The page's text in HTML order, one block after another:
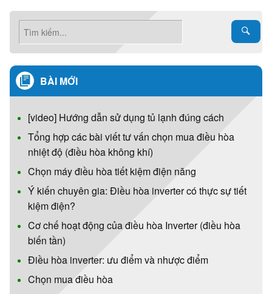
BÀI MỚI
[video] Hướng dẫn sử dụng tủ lạnh đúng cách
Tổng hợp các bài viết tư vấn chọn mua điều hòa
nhiệt độ (điều hòa không khí)
Chọn máy điều hòa tiết kiệm điện năng
Ý kiến chuyên gia: Điều hòa inverter có thực sự tiết
kiệm điện?
Cơ chế hoạt động của điều hòa Inverter (điều hòa
biến tần)
Điều hòa inverter: ưu điểm và nhược điểm
Chọn mua điều hòa